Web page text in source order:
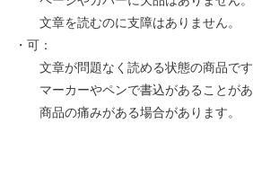
文章を読むのに支障はありません。
・可：
文章が問題なく読める状態の商品です
マーカーやペンで書込があることがあ
商品の痛みがある場合があります。